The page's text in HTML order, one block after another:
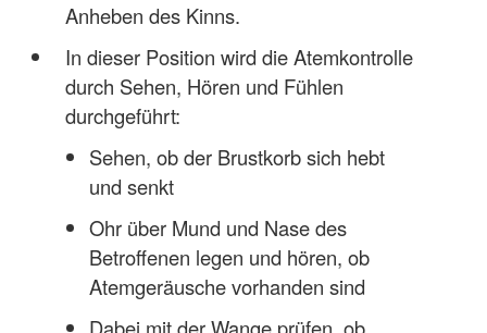
Anheben des Kinns.
In dieser Position wird die Atemkontrolle
durch Sehen, Hören und Fühlen
durchgeführt:
Sehen, ob der Brustkorb sich hebt
und senkt
Ohr über Mund und Nase des
Betroffenen legen und hören, ob
Atemgeräusche vorhanden sind